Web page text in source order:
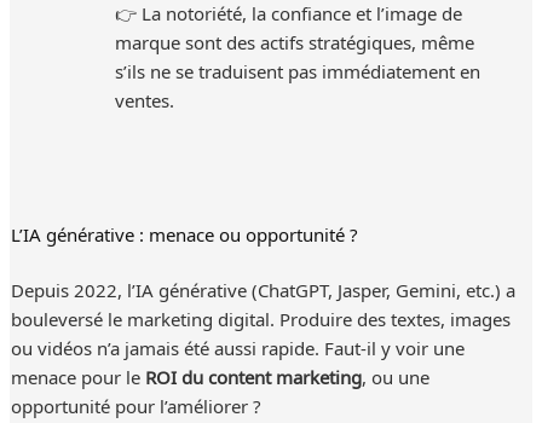
👉 La notoriété, la confiance et l’image de
marque sont des actifs stratégiques, même
s’ils ne se traduisent pas immédiatement en
ventes.
L’IA générative : menace ou opportunité ?
Depuis 2022, l’IA générative (ChatGPT, Jasper, Gemini, etc.) a
bouleversé le marketing digital. Produire des textes, images
ou vidéos n’a jamais été aussi rapide. Faut-il y voir une
menace pour leROI du content marketing, ou une
opportunité pour l’améliorer ?